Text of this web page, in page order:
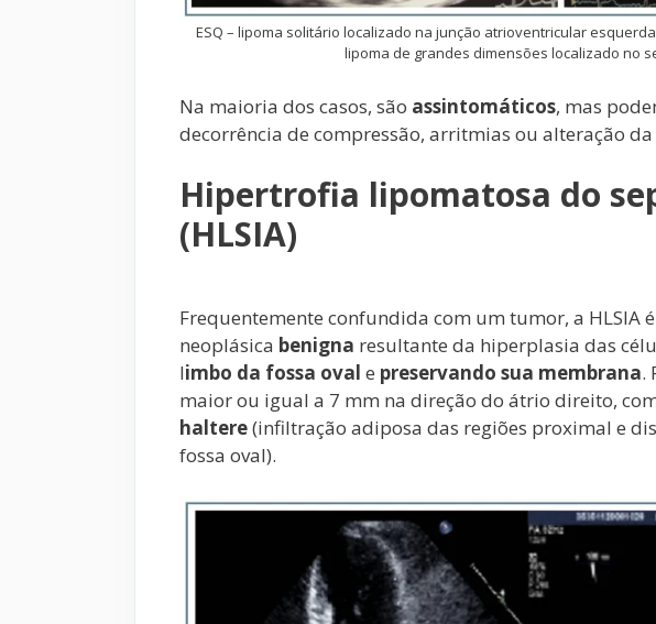
ESQ – lipoma solitário localizado na junção atrioventricular
lipoma de grandes dimensões localizado no
Na maioria dos casos, são assintomáticos, mas
decorrência de compressão, arritmias ou alteração
Hipertrofia lipomatosa do
(HLSIA)
Frequentemente confundida com um tumor, a HLSIA
neoplásica benigna resultante da hiperplasia das
limbo da fossa oval e preservando sua membrana.
maior ou igual a 7 mm na direção do átrio direito,
haltere(infiltração adiposa das regiões proximal e
fossa oval).